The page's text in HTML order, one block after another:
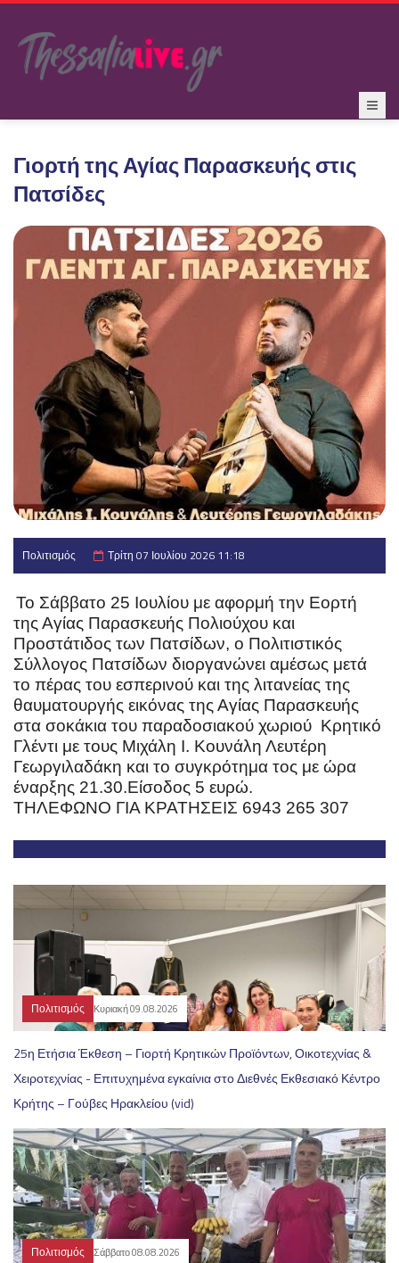
Γιορτή της Αγίας Παρασκευής στις
Πατσίδες
Πολιτισμός Τρίτη 07 Ιουλίου 2026 11:18
Το Σάββατο 25 Ιουλίου με αφορμή την Εορτή
της Αγίας Παρασκευής Πολιούχου και
Προστάτιδος των Πατσίδων, ο Πολιτιστικός
Σύλλογος Πατσίδων διοργανώνει αμέσως μετά
το πέρας του εσπερινού και της λιτανείας της
θαυματουργής εικόνας της Αγίας Παρασκευής
στα σοκάκια του παραδοσιακού χωριού Κρητικό
Γλέντι με τους Μιχάλη Ι. Κουνάλη Λευτέρη
Γεωργιλαδάκη και το συγκρότημα τος με ώρα
έναρξης 21.30.Είσοδος 5 ευρώ.
ΤΗΛΕΦΩΝΟ ΓΙΑ ΚΡΑΤΗΣΕΙΣ 6943 265 307
Πολιτισμός Κυριακή 09.08.2026
25η Ετήσια Έκθεση – Γιορτή Κρητικών Προϊόντων, Οικοτεχνίας &
Χειροτεχνίας - Επιτυχημένα εγκαίνια στο Διεθνές Εκθεσιακό Κέντρο
Κρήτης – Γούβες Ηρακλείου (vid)
Πολιτισμός Σάββατο 08.08.2026